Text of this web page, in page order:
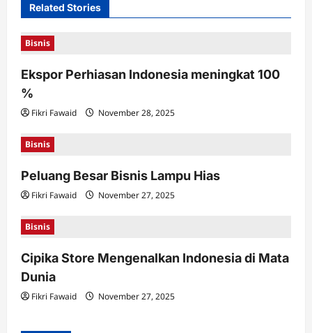
g
a
i
o
n
Related Stories
Bisnis
Ekspor Perhiasan Indonesia meningkat 100
%
Fikri Fawaid November 28, 2025
Bisnis
Peluang Besar Bisnis Lampu Hias
Fikri Fawaid November 27, 2025
Bisnis
Cipika Store Mengenalkan Indonesia di Mata
Dunia
Fikri Fawaid November 27, 2025